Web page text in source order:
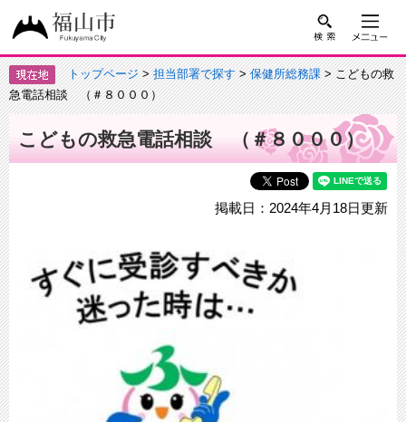
トップページ>担当部署で探す>保健所総務課> こどもの救
急電話相談 （＃８０００）
こどもの救急電話相談 （＃８０００）
掲載日：2024年4月18日更新